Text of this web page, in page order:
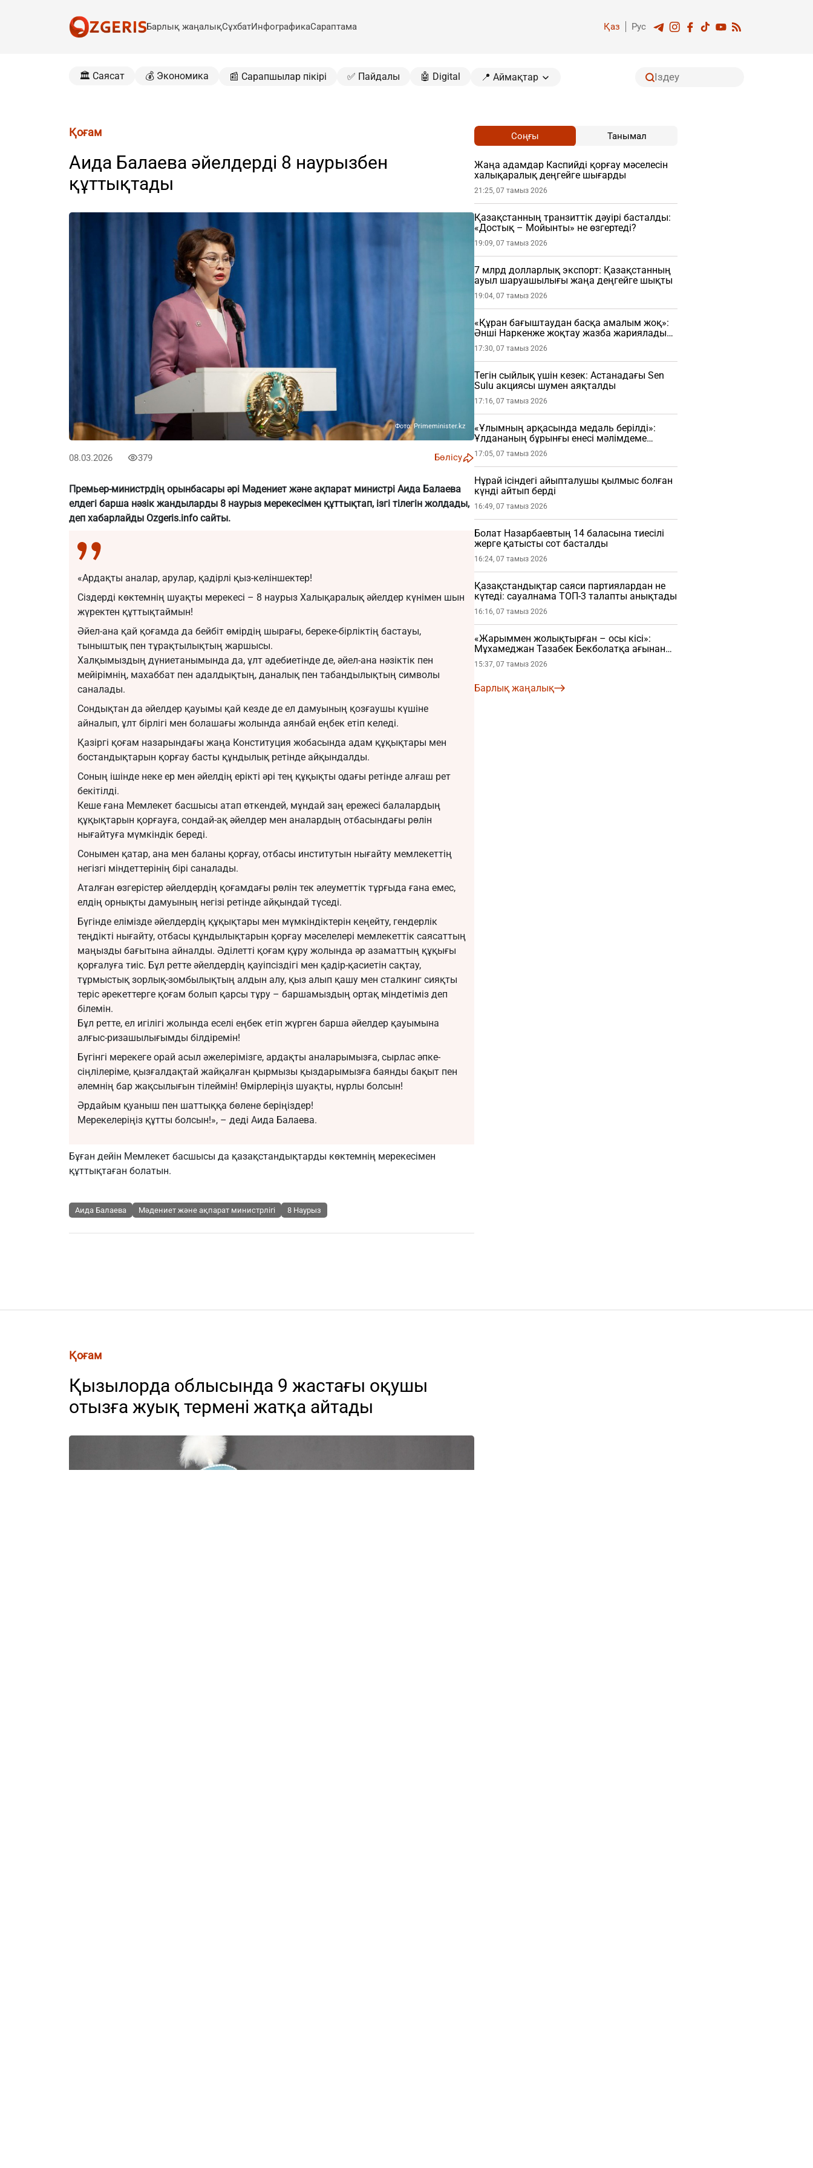
Барлық жаңалықСұхбатИнфографикаСараптама Қаз Рус
🏛️ Саясат 💰 Экономика 📰 Сарапшылар пікірі ✅ Пайдалы 🤖 Digital 📍 Аймақтар
Қоғам
Аида Балаева әйелдерді 8 наурызбен
құттықтады
Фото: Primeminister.kz
08.03.2026 379 Бөлісу
Премьер-министрдің орынбасары әрі Мәдениет және ақпарат министрі Аида Балаева
елдегі барша нәзік жандыларды 8 наурыз мерекесімен құттықтап, ізгі тілегін жолдады,
деп хабарлайды Ozgeris.info сайты.
«Ардақты аналар, арулар, қадірлі қыз-келіншектер!
Сіздерді көктемнің шуақты мерекесі – 8 наурыз Халықаралық әйелдер күнімен шын
жүректен құттықтаймын!
Әйел-ана қай қоғамда да бейбіт өмірдің шырағы, береке-бірліктің бастауы,
тыныштық пен тұрақтылықтың жаршысы.
Халқымыздың дүниетанымында да, ұлт әдебиетінде де, әйел-ана нәзіктік пен
мейірімнің, махаббат пен адалдықтың, даналық пен табандылықтың символы
саналады.
Сондықтан да әйелдер қауымы қай кезде де ел дамуының қозғаушы күшіне
айналып, ұлт бірлігі мен болашағы жолында аянбай еңбек етіп келеді.
Қазіргі қоғам назарындағы жаңа Конституция жобасында адам құқықтары мен
бостандықтарын қорғау басты құндылық ретінде айқындалды.
Соның ішінде неке ер мен әйелдің ерікті әрі тең құқықты одағы ретінде алғаш рет
бекітілді.
Кеше ғана Мемлекет басшысы атап өткендей, мұндай заң ережесі балалардың
құқықтарын қорғауға, сондай-ақ әйелдер мен аналардың отбасындағы рөлін
нығайтуға мүмкіндік береді.
Сонымен қатар, ана мен баланы қорғау, отбасы институтын нығайту мемлекеттің
негізгі міндеттерінің бірі саналады.
Аталған өзгерістер әйелдердің қоғамдағы рөлін тек әлеуметтік тұрғыда ғана емес,
елдің орнықты дамуының негізі ретінде айқындай түседі.
Бүгінде елімізде әйелдердің құқықтары мен мүмкіндіктерін кеңейту, гендерлік
теңдікті нығайту, отбасы құндылықтарын қорғау мәселелері мемлекеттік саясаттың
маңызды бағытына айналды. Әділетті қоғам құру жолында әр азаматтың құқығы
қорғалуға тиіс. Бұл ретте әйелдердің қауіпсіздігі мен қадір-қасиетін сақтау,
тұрмыстық зорлық-зомбылықтың алдын алу, қыз алып қашу мен сталкинг сияқты
теріс әрекеттерге қоғам болып қарсы тұру – баршамыздың ортақ міндетіміз деп
білемін.
Бұл ретте, ел игілігі жолында еселі еңбек етіп жүрген барша әйелдер қауымына
алғыс-ризашылығымды білдіремін!
Бүгінгі мерекеге орай асыл әжелерімізге, ардақты аналарымызға, сырлас әпке-
сіңлілеріме, қызғалдақтай жайқалған қырмызы қыздарымызға баянды бақыт пен
әлемнің бар жақсылығын тілеймін! Өмірлеріңіз шуақты, нұрлы болсын!
Әрдайым қуаныш пен шаттыққа бөлене беріңіздер!
Мерекелеріңіз құтты болсын!», – деді Аида Балаева.
Бұған дейін Мемлекет басшысы да қазақстандықтарды көктемнің мерекесімен
құттықтаған болатын.
Аида Балаева Мәдениет және ақпарат министрлігі 8 Наурыз
Соңғы Танымал
Жаңа адамдар Каспийді қорғау мәселесін
халықаралық деңгейге шығарды
21:25, 07 тамыз 2026
Қазақстанның транзиттік дәуірі басталды:
«Достық – Мойынты» не өзгертеді?
19:09, 07 тамыз 2026
7 млрд долларлық экспорт: Қазақстанның
ауыл шаруашылығы жаңа деңгейге шықты
19:04, 07 тамыз 2026
«Құран бағыштаудан басқа амалым жоқ»:
Әнші Наркенже жоқтау жазба жариялады
(ФОТО)
17:30, 07 тамыз 2026
Тегін сыйлық үшін кезек: Астанадағы Sen
Sulu акциясы шумен аяқталды
17:16, 07 тамыз 2026
«Ұлымның арқасында медаль берілді»:
Ұлдананың бұрынғы енесі мәлімдеме
жасады (ВИДЕО)
17:05, 07 тамыз 2026
Нұрай ісіндегі айыпталушы қылмыс болған
күнді айтып берді
16:49, 07 тамыз 2026
Болат Назарбаевтың 14 баласына тиесілі
жерге қатысты сот басталды
16:24, 07 тамыз 2026
Қазақстандықтар саяси партиялардан не
күтеді: сауалнама ТОП-3 талапты анықтады
16:16, 07 тамыз 2026
«Жарыммен жолықтырған – осы кісі»:
Мұхамеджан Тазабек Бекболатқа ағынан
жарылды
15:37, 07 тамыз 2026
Барлық жаңалық
Қоғам
Қызылорда облысында 9 жастағы оқушы
отызға жуық термені жатқа айтады